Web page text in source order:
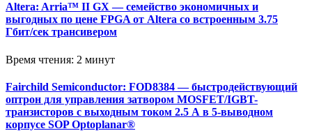
Altera: Arria™ II GX — семейство экономичных и
выгодных по цене FPGA от Altera со встроенным 3.75
Гбит/сек трансивером
Время чтения: 2 минут
Fairchild Semiconductor: FOD8384 — быстродействующий
оптрон для управления затвором MOSFET/IGBT-
транзисторов с выходным током 2.5 А в 5-выводном
корпусе SOP Optoplanar®